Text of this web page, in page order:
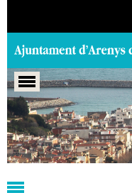
Portada > Regidories >